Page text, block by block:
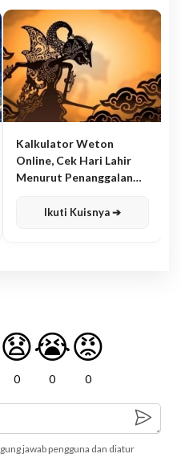
Kalkulator Weton
Online, Cek Hari Lahir
Menurut Penanggalan
Ikuti Kuisnya ➔
😧
0
😭
0
😡
0
jawab pengguna dan diatur